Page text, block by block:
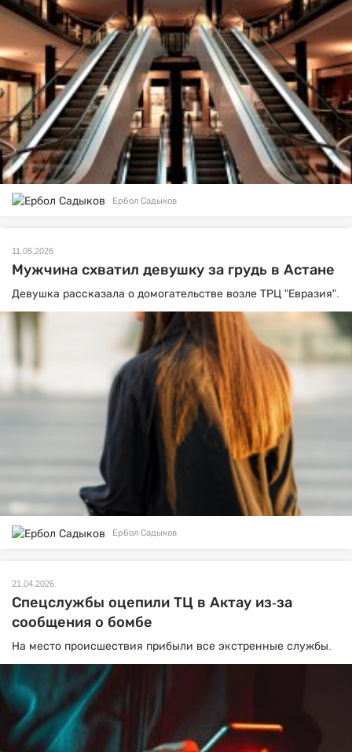
Ербол Садыков
11.05.2026
Мужчина схватил девушку за грудь в Астане
Девушка рассказала о домогательстве возле ТРЦ "Евразия".
Ербол Садыков
21.04.2026
Спецслужбы оцепили ТЦ в Актау из-за
сообщения о бомбе
На место происшествия прибыли все экстренные службы.